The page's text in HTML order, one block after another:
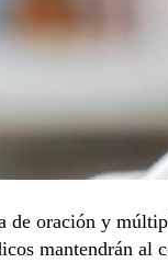
de oración y
mantendrán al